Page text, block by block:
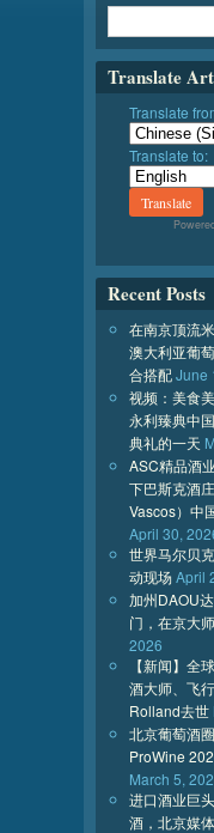
Translate
Translate
Translate to:
Recent Posts
在南京顶流
澳大利亚葡
合搭配June
视频：美食
永利臻典中
典礼的一天
ASC精品酒
下巴斯克酒
Vascos）中
April 30,
世界马尔贝
动现场April
加州DAOU
门，在京大
2026
【新闻】全
酒大师、飞
Rolland去世
北京葡萄酒
ProWine
March 5,
进口酒业巨
酒，北京媒